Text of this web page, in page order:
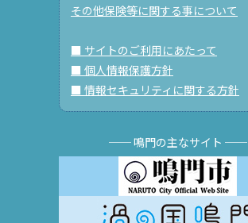
その他保険等に関する事について
■ サイトのご利用にあたって
■ 個人情報保護方針
■ 情報セキュリティに関する方針
── 鳴門の主なサイト ──